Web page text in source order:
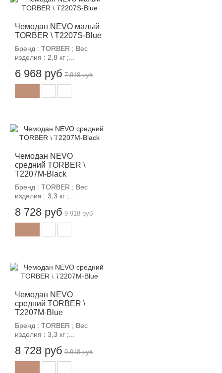
Чемодан NEVO малый
TORBER \ T2207S-Blue
Бренд : TORBER ; Вес
изделия : 2,8 кг ;...
6 968 руб
-12%
7 918 руб
Чемодан NEVO
средний TORBER \
T2207M-Black
Бренд : TORBER ; Вес
изделия : 3,3 кг ;...
8 728 руб
-12%
9 918 руб
Чемодан NEVO
средний TORBER \
T2207M-Blue
Бренд : TORBER ; Вес
изделия : 3,3 кг ;...
8 728 руб
-12%
9 918 руб